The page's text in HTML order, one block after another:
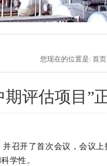
您现在的位置是: 首页
评估项目”
召开了首次会议，会议
学性。